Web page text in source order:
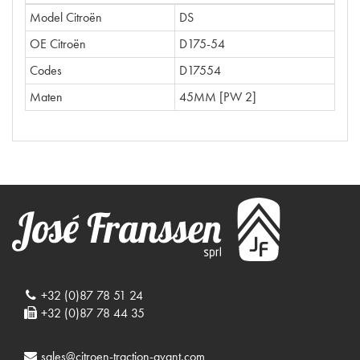
Model Citroën
DS
OE Citroën
D175-54
Codes
D17554
Maten
45MM [PW 2]
+32 (0)87 78 51 24
+32 (0)87 78 44 35
sales@citroen-traction-avant.com